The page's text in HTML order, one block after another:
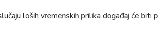
loših vremenskih prilika događaj će biti